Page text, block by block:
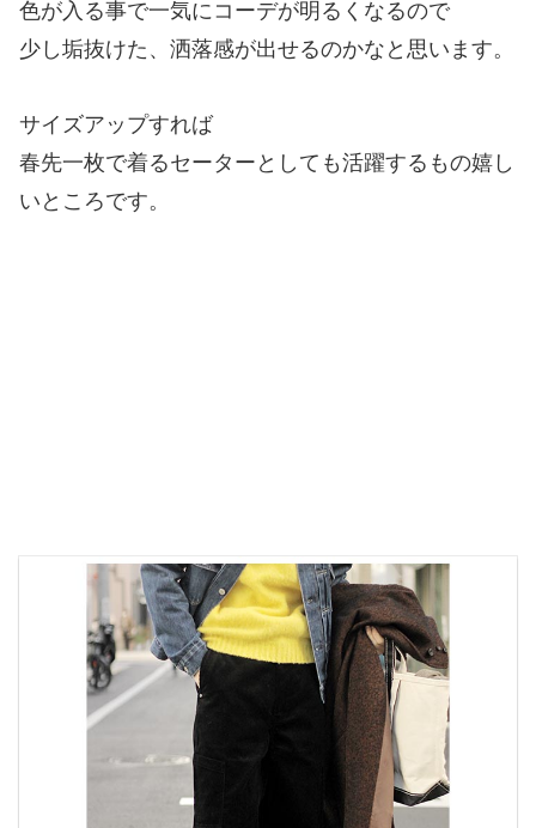
色が入る事で一気にコーデが明るくなるので
少し垢抜けた、洒落感が出せるのかなと思います。
サイズアップすれば
春先一枚で着るセーターとしても活躍するもの嬉し
いところです。